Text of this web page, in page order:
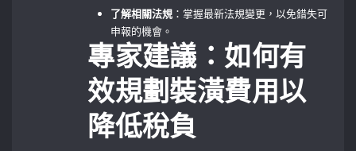
了解相關法規 ：掌握最新法規變更，以免錯失可
申報的機會。
專家建議：如何有
效規劃裝潢費用以
降低稅負